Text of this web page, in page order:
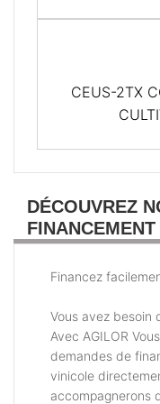
CEUS-2TX
DÉCOUVREZ
Financez
Vous avez besoin
Avec AGILOR
demandes de
vinicole
accompagnerons